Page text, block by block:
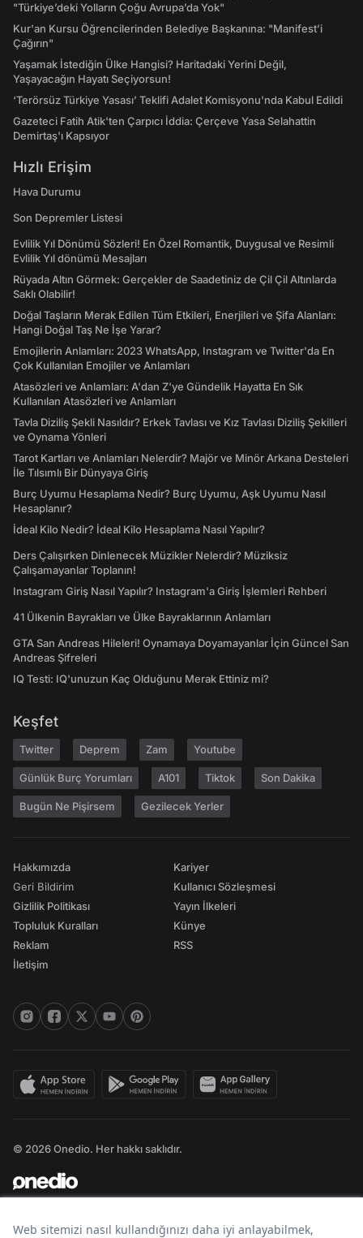
"Türkiye’deki Yolların Çoğu Avrupa’da Yok"
Kur'an Kursu Öğrencilerinden Belediye Başkanına: "Manifest’i
Çağırın"
Yaşamak İstediğin Ülke Hangisi? Haritadaki Yerini Değil,
Yaşayacağın Hayatı Seçiyorsun!
‘Terörsüz Türkiye Yasası’ Teklifi Adalet Komisyonu'nda Kabul Edildi
Gazeteci Fatih Atik'ten Çarpıcı İddia: Çerçeve Yasa Selahattin
Demirtaş'ı Kapsıyor
Hızlı Erişim
Hava Durumu
Son Depremler Listesi
Evlilik Yıl Dönümü Sözleri! En Özel Romantik, Duygusal ve Resimli
Evlilik Yıl dönümü Mesajları
Rüyada Altın Görmek: Gerçekler de Saadetiniz de Çil Çil Altınlarda
Saklı Olabilir!
Doğal Taşların Merak Edilen Tüm Etkileri, Enerjileri ve Şifa Alanları:
Hangi Doğal Taş Ne İşe Yarar?
Emojilerin Anlamları: 2023 WhatsApp, Instagram ve Twitter'da En
Çok Kullanılan Emojiler ve Anlamları
Atasözleri ve Anlamları: A'dan Z'ye Gündelik Hayatta En Sık
Kullanılan Atasözleri ve Anlamları
Tavla Diziliş Şekli Nasıldır? Erkek Tavlası ve Kız Tavlası Diziliş Şekilleri
ve Oynama Yönleri
Tarot Kartları ve Anlamları Nelerdir? Majör ve Minör Arkana Desteleri
İle Tılsımlı Bir Dünyaya Giriş
Burç Uyumu Hesaplama Nedir? Burç Uyumu, Aşk Uyumu Nasıl
Hesaplanır?
İdeal Kilo Nedir? İdeal Kilo Hesaplama Nasıl Yapılır?
Ders Çalışırken Dinlenecek Müzikler Nelerdir? Müziksiz
Çalışamayanlar Toplanın!
Instagram Giriş Nasıl Yapılır? Instagram'a Giriş İşlemleri Rehberi
41 Ülkenin Bayrakları ve Ülke Bayraklarının Anlamları
GTA San Andreas Hileleri! Oynamaya Doyamayanlar İçin Güncel San
Andreas Şifreleri
IQ Testi: IQ'unuzun Kaç Olduğunu Merak Ettiniz mi?
Keşfet
Twitter Deprem Zam Youtube
Günlük Burç Yorumları A101 Tiktok Son Dakika
Bugün Ne Pişirsem Gezilecek Yerler
Hakkımızda
Geri Bildirim
Gizlilik Politikası
Topluluk Kuralları
Reklam
İletişim
Kariyer
Kullanıcı Sözleşmesi
Yayın İlkeleri
Künye
RSS
© 2026 Onedio. Her hakkı saklıdır.